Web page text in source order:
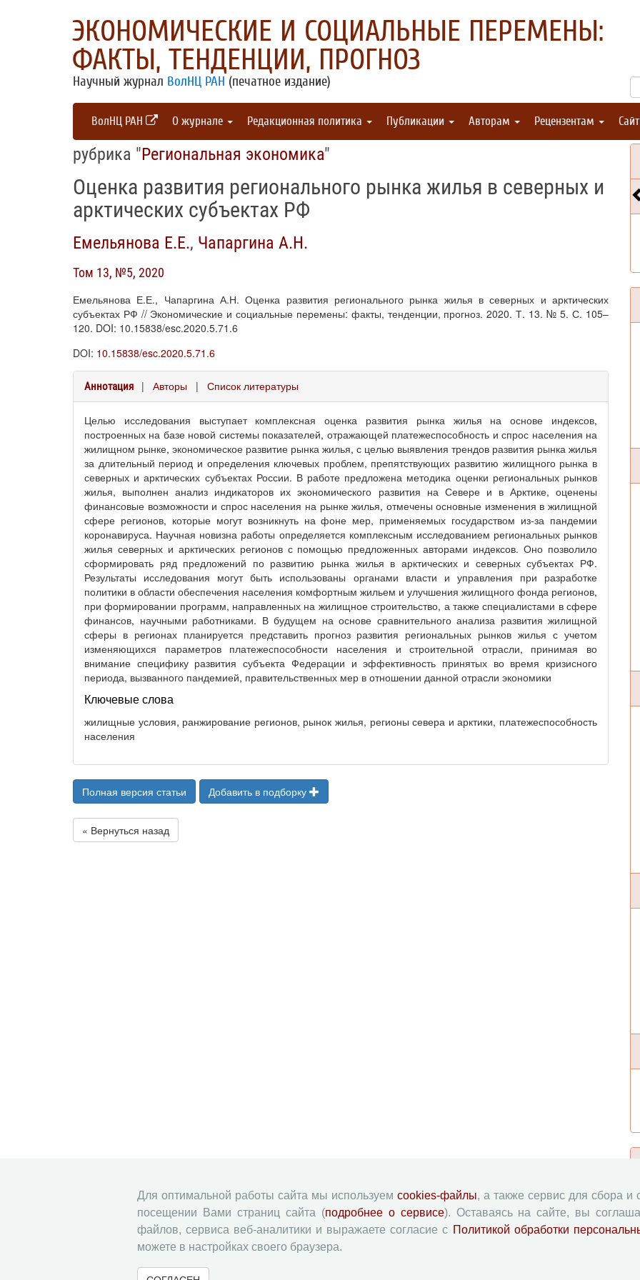
ЭКОНОМИЧЕСКИЕ И СОЦИАЛЬНЫЕ ПЕРЕМЕНЫ:
ФАКТЫ, ТЕНДЕНЦИИ, ПРОГНОЗ
Научный журнал ВолНЦ РАН (печатное издание)
ВолНЦ РАН О журнале Редакционная политика Публикации Авторам Рецензентам
рубрика "Региональная экономика"
Оценка развития регионального рынка жилья в северных и
арктических субъектах РФ
Емельянова Е.Е., Чапаргина А.Н.
Том 13, №5, 2020
Емельянова Е.Е., Чапаргина А.Н. Оценка развития регионального рынка жилья в северных и арктических
субъектах РФ // Экономические и социальные перемены: факты, тенденции, прогноз. 2020. Т. 13. № 5. С. 105–
120. DOI: 10.15838/esc.2020.5.71.6
DOI: 10.15838/esc.2020.5.71.6
Аннотация | Авторы | Список литературы
Целью исследования выступает комплексная оценка развития рынка жилья на основе индексов,
построенных на базе новой системы показателей, отражающей платежеспособность и спрос населения на
жилищном рынке, экономическое развитие рынка жилья, с целью выявления трендов развития рынка жилья
за длительный период и определения ключевых проблем, препятствующих развитию жилищного рынка в
северных и арктических субъектах России. В работе предложена методика оценки региональных рынков
жилья, выполнен анализ индикаторов их экономического развития на Севере и в Арктике, оценены
финансовые возможности и спрос населения на рынке жилья, отмечены основные изменения в жилищной
сфере регионов, которые могут возникнуть на фоне мер, применяемых государством из-за пандемии
коронавируса. Научная новизна работы определяется комплексным исследованием региональных рынков
жилья северных и арктических регионов с помощью предложенных авторами индексов. Оно позволило
сформировать ряд предложений по развитию рынка жилья в арктических и северных субъектах РФ.
Результаты исследования могут быть использованы органами власти и управления при разработке
политики в области обеспечения населения комфортным жильем и улучшения жилищного фонда регионов,
при формировании программ, направленных на жилищное строительство, а также специалистами в сфере
финансов, научными работниками. В будущем на основе сравнительного анализа развития жилищной
сферы в регионах планируется представить прогноз развития региональных рынков жилья с учетом
изменяющихся параметров платежеспособности населения и строительной отрасли, принимая во
внимание специфику развития субъекта Федерации и эффективность принятых во время кризисного
периода, вызванного пандемией, правительственных мер в отношении данной отрасли экономики
Ключевые слова
жилищные условия, ранжирование регионов, рынок жилья, регионы севера и арктики, платежеспособность
населения
Полная версия статьи Добавить в подборку
« Вернуться назад
Для оптимальной работы сайта мы используем cookies-файлы, а также сервис для сбора и
посещении Вами страниц сайта (подробнее о сервисе). Оставаясь на сайте, вы
файлов, сервиса веб-аналитики и выражаете согласие с Политикой обработки
можете в настройках своего браузера.